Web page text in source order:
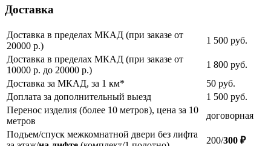
Доставка
Доставка в пределах МКАД (при заказе от
20000 р.)
1 500 руб.
Доставка в пределах МКАД (при заказе от
10000 р. до 20000 р.)
1 800 руб.
Доставка за МКАД, за 1 км*
50 руб.
Доплата за дополнительный выезд
1 500 руб.
Перенос изделия (более 10 метров), цена за 10
метров
договорная
Подъем/спуск межкомнатной двери без лифта
200/300 ₽